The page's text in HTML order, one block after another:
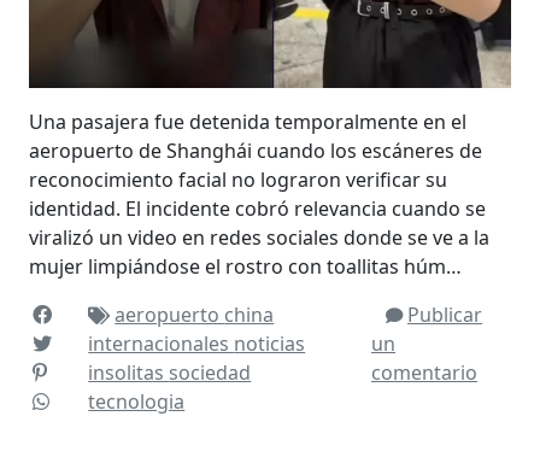
Una pasajera fue detenida temporalmente en el
aeropuerto de Shanghái cuando los escáneres de
reconocimiento facial no lograron verificar su
identidad. El incidente cobró relevancia cuando se
viralizó un video en redes sociales donde se ve a la
mujer limpiándose el rostro con toallitas húm…
aeropuerto china
internacionales noticias
insolitas sociedad
tecnologia
Publicar
un
comentario